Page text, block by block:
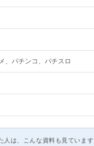
、パチンコ、パチスロ
人は、こんな資料も見ています